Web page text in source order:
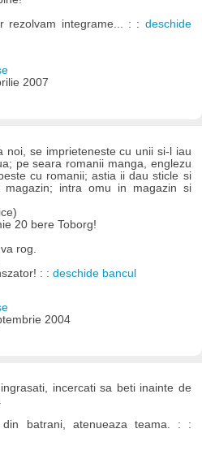
rezolvam integrame... : : deschide
2007
noi, se imprieteneste cu unii si-l iau
pe seara romanii manga, englezu
cu romanii; astia ii dau sticle si
intra omu in magazin si
20 bere Toborg!
rog.
: :deschide bancul
2004
incercati sa beti inainte de
batrani, atenueaza teama. : :